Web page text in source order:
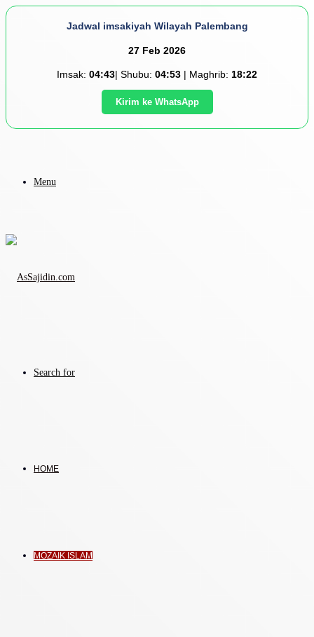
Jadwal imsakiyah Wilayah Palembang
27 Feb 2026
Imsak: 04:43| Shubu: 04:53 | Maghrib: 18:22
Kirim ke WhatsApp
Menu
Search for
HOME
MOZAIK ISLAM